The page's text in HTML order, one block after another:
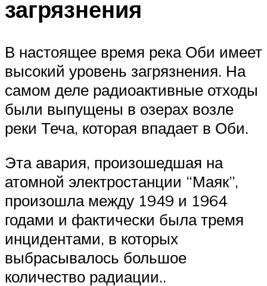
загрязнения
В настоящее время река Оби имеет
высокий уровень загрязнения. На
самом деле радиоактивные отходы
были выпущены в озерах возле
реки Теча, которая впадает в Оби.
Эта авария, произошедшая на
атомной электростанции “Маяк”,
произошла между 1949 и 1964
годами и фактически была тремя
инцидентами, в которых
выбрасывалось большое
количество радиации..